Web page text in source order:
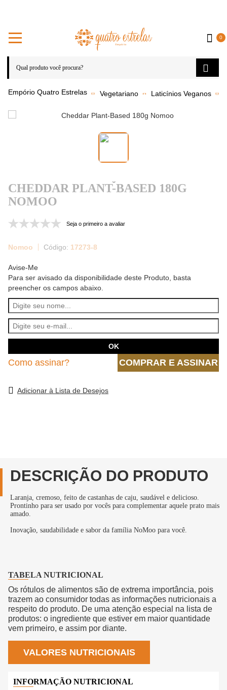
0
Vegetariano Laticínios Veganos
CHEDDAR PLANT-BASED 180G
NOMOO
Seja o primeiro a avaliar
Nomoo 17273-8
Avise-Me
Para ser avisado da disponibilidade deste Produto, basta
preencher os campos abaixo.
Como assinar? COMPRAR E ASSINAR
Adicionar à Lista de Desejos
DESCRIÇÃO DO PRODUTO
Laranja, cremoso, feito de castanhas de caju, saudável e delicioso.
Prontinho para ser usado por vocês para complementar aquele prato mais
amado.
Inovação, saudabilidade e sabor da família NoMoo para você.
TABELA NUTRICIONAL
Os rótulos de alimentos são de extrema importância, pois
trazem ao consumidor todas as informações nutricionais a
respeito do produto. De uma atenção especial na lista de
produtos: o ingrediente que estiver em maior quantidade
vem primeiro, e assim por diante.
VALORES NUTRICIONAIS